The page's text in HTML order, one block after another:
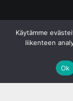
Käytämme
liikenteen
Ok